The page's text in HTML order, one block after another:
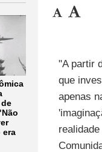
era
"A partir
que
apenas